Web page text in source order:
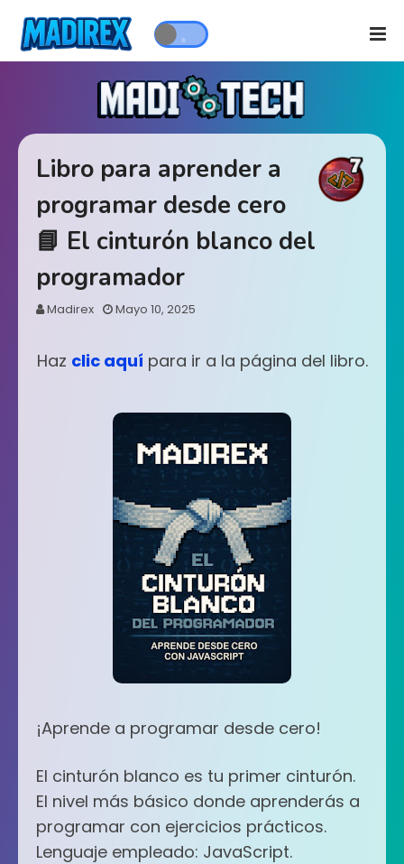
Libro para aprender a
programar desde cero
📘 El cinturón blanco del
programador
Madirex Mayo 10, 2025
Haz clic aquí para ir a la página del libro.
¡Aprende a programar desde cero!
El cinturón blanco es tu primer cinturón.
El nivel más básico donde aprenderás a
programar con ejercicios prácticos.
Lenguaje empleado: JavaScript.